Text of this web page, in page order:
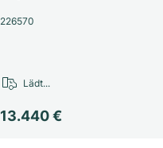
226570
13.440 €
Lädt...